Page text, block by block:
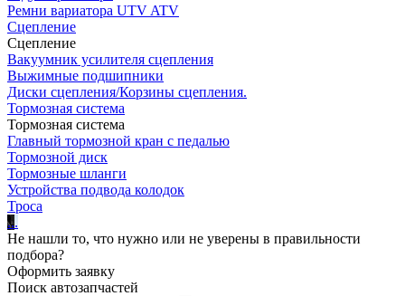
Ремни вариатора UTV ATV
Сцепление
Сцепление
Вакуумник усилителя сцепления
Выжимные подшипники
Диски сцепления/Корзины сцепления.
Тормозная система
Тормозная система
Главный тормозной кран с педалью
Тормозной диск
Тормозные шланги
Устройства подвода колодок
Троса
...
Не нашли то, что нужно или не уверены в правильности
подбора?
Оформить заявку
Поиск автозапчастей